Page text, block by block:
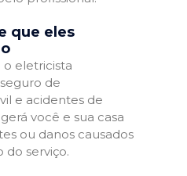
que eles
eletricista
de
e acidentes de
você e sua casa
ou danos causados
do serviço.